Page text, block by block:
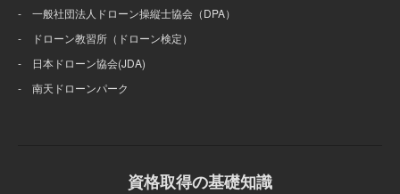
- 一般社団法人ドローン操縦士協会（DPA）
- ドローン教習所（ドローン検定）
- 日本ドローン協会(JDA)
- 南天ドローンパーク
資格取得の基礎知識